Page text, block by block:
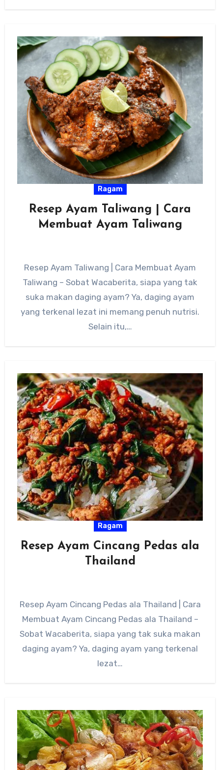
Ragam
Resep Ayam Taliwang | Cara
Membuat Ayam Taliwang
Resep Ayam Taliwang | Cara Membuat Ayam
Taliwang – Sobat Wacaberita, siapa yang tak
suka makan daging ayam? Ya, daging ayam
yang terkenal lezat ini memang penuh nutrisi.
Selain itu,…
Ragam
Resep Ayam Cincang Pedas ala
Thailand
Resep Ayam Cincang Pedas ala Thailand | Cara
Membuat Ayam Cincang Pedas ala Thailand –
Sobat Wacaberita, siapa yang tak suka makan
daging ayam? Ya, daging ayam yang terkenal
lezat…